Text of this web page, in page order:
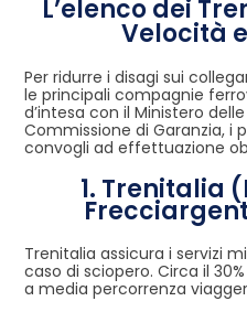
L’elenco dei
Velocità
Per ridurre i disagi sui
le principali compagnie
d’intesa con il Ministero
Commissione di Garanzia, i
convogli ad effettuazione
1. Trenitalia
Trenitalia assicura i servizi
caso di sciopero. Circa il
a media percorrenza